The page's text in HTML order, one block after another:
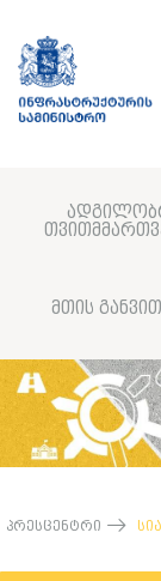
მთის
პრესცენტრი